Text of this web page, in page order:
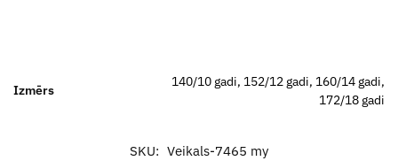
Izmērs
140/10 gadi, 152/12 gadi, 160/14 gadi,
172/18 gadi
SKU: Veikals-7465 my